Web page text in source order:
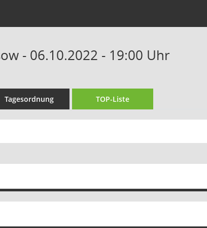
- 06.10.2022 - 19:00 Uhr
Tagesordnung TOP-Liste